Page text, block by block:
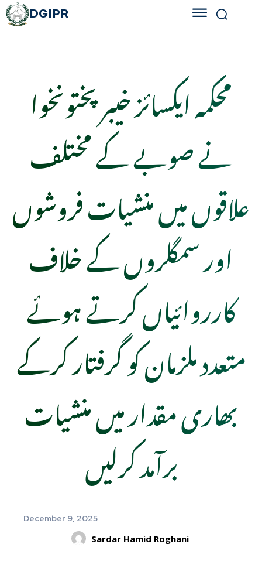
DGIPR
محکمہ ایکسائز خیبرپختونخوا
نے صوبے کے مختلف
علاقوں میں منشیات فروشوں
اور سمگلروں کے خلاف
کارروائیاں کرتے ہوئے
متعدد ملزمان کو گرفتار کرکے
بھاری مقدار میں منشیات
برآمد کرلیں
December 9, 2025
Sardar Hamid Roghani